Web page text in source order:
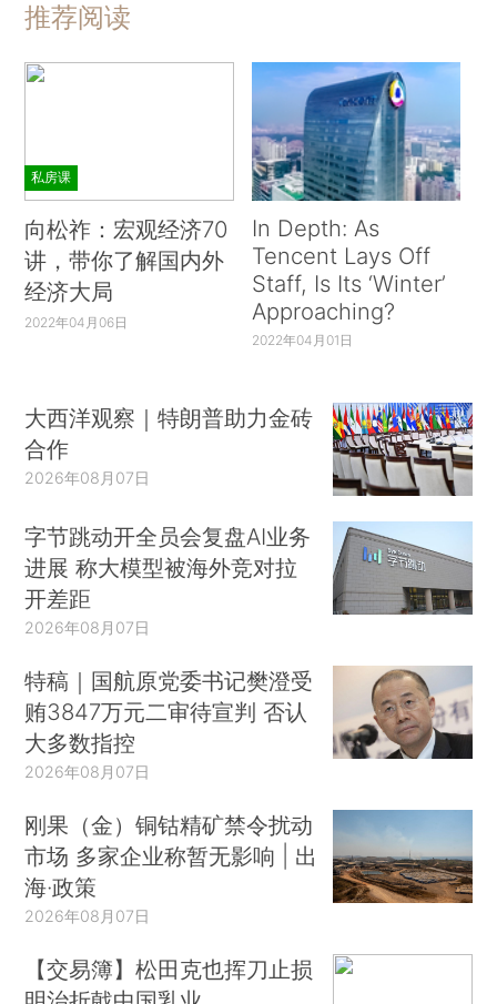
推荐阅读
私房课
向松祚：宏观经济70
讲，带你了解国内外
经济大局
2022年04月06日
In Depth: As
Tencent Lays Off
Staff, Is Its ‘Winter’
Approaching?
2022年04月01日
大西洋观察｜特朗普助力金砖
合作
2026年08月07日
字节跳动开全员会复盘AI业务
进展 称大模型被海外竞对拉
开差距
2026年08月07日
特稿｜国航原党委书记樊澄受
贿3847万元二审待宣判 否认
大多数指控
2026年08月07日
刚果（金）铜钴精矿禁令扰动
市场 多家企业称暂无影响 | 出
海·政策
2026年08月07日
【交易簿】松田克也挥刀止损